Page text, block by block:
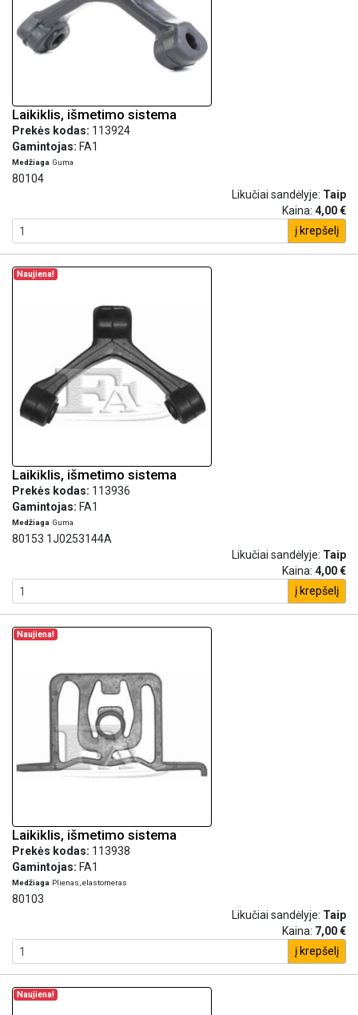
Laikiklis, išmetimo sistema
Prekės kodas: 113924
Gamintojas: FA1
Medžiaga Guma
80104
Likučiai sandėlyje: Taip
Kaina: 4,00 €
į krepšelį
Naujiena!
Laikiklis, išmetimo sistema
Prekės kodas: 113936
Gamintojas: FA1
Medžiaga Guma
80153 1J0253144A
Likučiai sandėlyje: Taip
Kaina: 4,00 €
į krepšelį
Naujiena!
Laikiklis, išmetimo sistema
Prekės kodas: 113938
Gamintojas: FA1
Medžiaga Plienas, elastomeras
80103
Likučiai sandėlyje: Taip
Kaina: 7,00 €
į krepšelį
Naujiena!